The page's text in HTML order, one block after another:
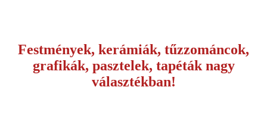
Festmények, kerámiák, tűzzománcok,
grafikák, pasztelek, tapéták nagy
választékban!